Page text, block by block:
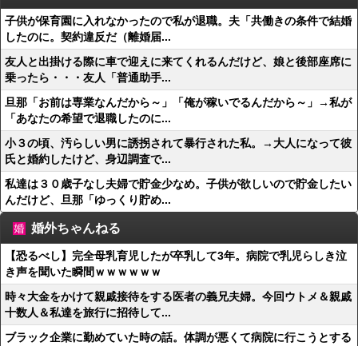
子供が保育園に入れなかったので私が退職。夫「共働きの条件で結婚
したのに。契約違反だ（離婚届...
友人と出掛ける際に車で迎えに来てくれるんだけど、娘と後部座席に
乗ったら・・・友人「普通助手...
旦那「お前は専業なんだから～」「俺が稼いでるんだから～」→私が
「あなたの希望で退職したのに...
小３の頃、汚らしい男に誘拐されて暴行された私。→大人になって彼
氏と婚約したけど、身辺調査で...
私達は３０歳子なし夫婦で貯金少なめ。子供が欲しいので貯金したい
んだけど、旦那「ゆっくり貯め...
婚外ちゃんねる
【恐るべし】完全母乳育児したが卒乳して3年。病院で乳児らしき泣
き声を聞いた瞬間ｗｗｗｗｗｗ
時々大金をかけて親戚接待をする医者の義兄夫婦。今回ウトメ＆親戚
十数人＆私達を旅行に招待して...
ブラック企業に勤めていた時の話。体調が悪くて病院に行こうとする